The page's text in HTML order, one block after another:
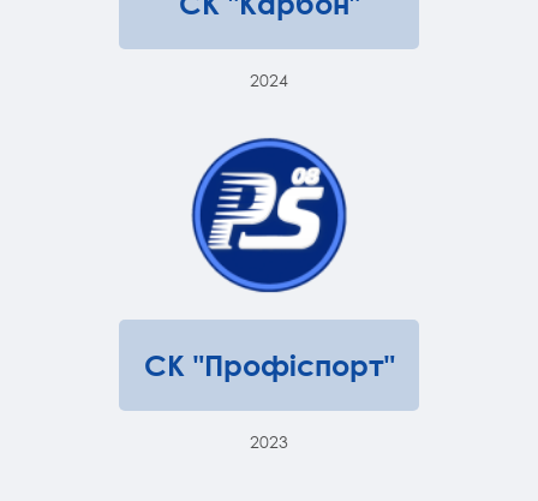
2024
СК "Профіспорт"
2023